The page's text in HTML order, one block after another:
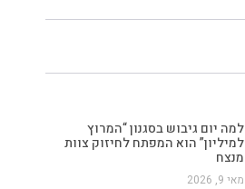
למה יום גיבוש בסגנון “המרוץ
למיליון” הוא המפתח לחיזוק צוות
מנצח
מאי 9, 2026